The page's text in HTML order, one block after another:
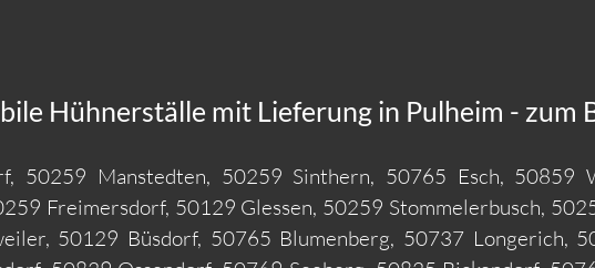
Hühnerställe mit Lieferung in Pulheim - zum
50259 Manstedten, 50259 Sinthern, 50765 Esch, 50859
Freimersdorf, 50129 Glessen, 50259 Stommelerbusch,
50129 Büsdorf, 50765 Blumenberg, 50737 Longerich,